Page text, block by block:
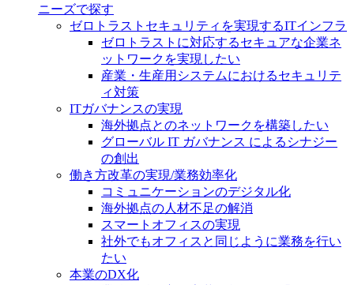
ニーズで探す
ゼロトラストセキュリティを実現するITインフラ
ゼロトラストに対応するセキュアな企業ネ
ットワークを実現したい
産業・生産用システムにおけるセキュリテ
ィ対策
ITガバナンスの実現
海外拠点とのネットワークを構築したい
グローバル IT ガバナンス によるシナジー
の創出
働き方改革の実現/業務効率化
コミュニケーションのデジタル化
海外拠点の人材不足の解消
スマートオフィスの実現
社外でもオフィスと同じように業務を行い
たい
本業のDX化